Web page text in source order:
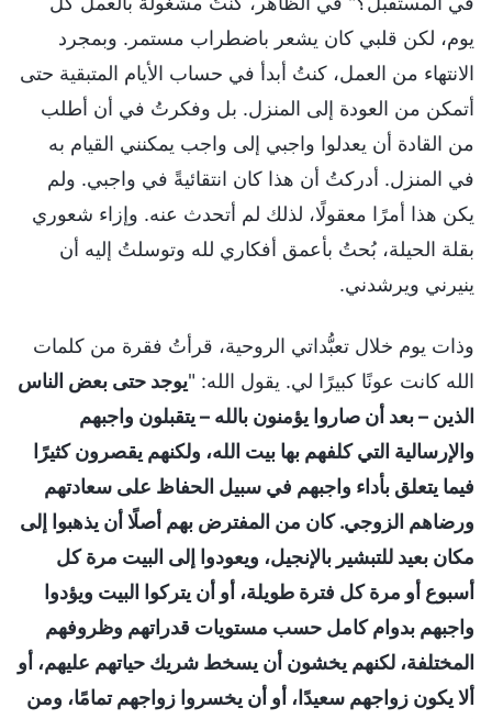
يوم، لكن قلبي كان يشعر باضطراب مستمر. وبمجرد
الانتهاء من العمل، كنتُ أبدأ في حساب الأيام المتبقية حتى
أتمكن من العودة إلى المنزل. بل وفكرتُ في أن أطلب
من القادة أن يعدلوا واجبي إلى واجب يمكنني القيام به
في المنزل. أدركتُ أن هذا كان انتقائيةً في واجبي. ولم
يكن هذا أمرًا معقولًا، لذلك لم أتحدث عنه. وإزاء شعوري
بقلة الحيلة، بُحتُ بأعمق أفكاري لله وتوسلتُ إليه أن
ينيرني ويرشدني.
وذات يوم خلال تعبُّداتي الروحية، قرأتُ فقرة من كلمات
الله كانت عونًا كبيرًا لي. يقول الله: "يوجد حتى بعض الناس
الذين – بعد أن صاروا يؤمنون بالله – يتقبلون واجبهم
والإرسالية التي كلفهم بها بيت الله، ولكنهم يقصرون كثيرًا
فيما يتعلق بأداء واجبهم في سبيل الحفاظ على سعادتهم
ورضاهم الزوجي. كان من المفترض بهم أصلًا أن يذهبوا إلى
مكان بعيد للتبشير بالإنجيل، ويعودوا إلى البيت مرة كل
أسبوع أو مرة كل فترة طويلة، أو أن يتركوا البيت ويؤدوا
واجبهم بدوام كامل حسب مستويات قدراتهم وظروفهم
المختلفة، لكنهم يخشون أن يسخط شريك حياتهم عليهم، أو
ألا يكون زواجهم سعيدًا، أو أن يخسروا زواجهم تمامًا، ومن